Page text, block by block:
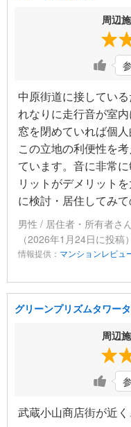
周辺
中原街道に接してい
れなりに走行音が室内
窓を閉めていれば個
この立地の利便性を
ています。音に非常
リットがデメリット
に検討・居住してみて
男性 / 居住者・所有者さ
（2026年1月24日に投稿）
情報提供： マンションレビュ
グリーンプリズムタワー
周辺
武蔵小山商店街が近